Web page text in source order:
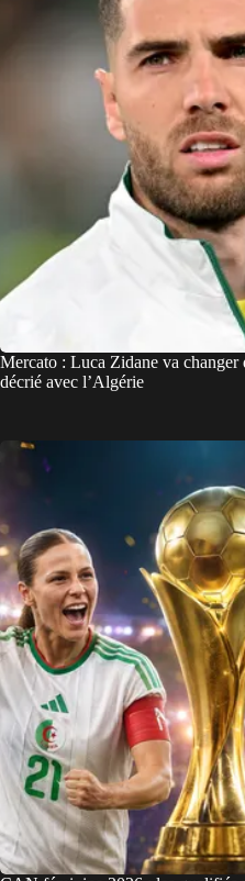
Mercato : Luca Zidane va changer
décrié avec l’Algérie